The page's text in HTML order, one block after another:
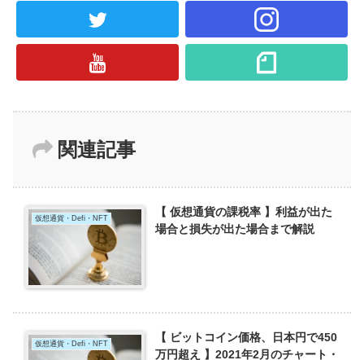
関連記事
仮想通貨・Defi・NFT
【 仮想通貨の課税率 】利益が出た
場合と損失が出た場合まで解説
仮想通貨・Defi・NFT
【 ビットコイン価格、日本円で450
万円超え 】2021年2月のチャート・